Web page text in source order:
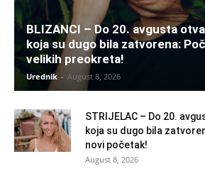
BLIZANCI – Do 20. avgusta
koja su dugo bila zatvorena:
velikih preokreta!
Urednik - August 8, 2026
STRIJELAC – Do 20.
koja su dugo bila
novi početak!
August 8, 2026